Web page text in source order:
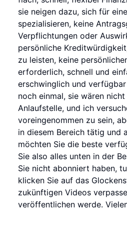
sie neigen dazu, sich für
spezialisieren, keine
Verpflichtungen oder
persönliche
zu leisten, keine
erforderlich, schnell und
erschwinglich und
noch einmal, sie wären
Anlaufstelle, und ich
voreingenommen zu sein,
in diesem Bereich tätig und
möchten Sie die beste
Sie also alles unten in der
Sie nicht abonniert haben,
klicken Sie auf das
zukünftigen Videos
veröffentlichen werde.